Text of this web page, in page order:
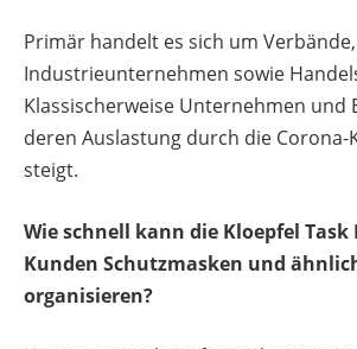
Primär handelt es sich um
Industrieunternehmen sowie
Klassischerweise Unternehmen und
deren Auslastung durch die Corona-
steigt.
Wie schnell kann die Kloepfel Task
Kunden Schutzmasken und
organisieren?